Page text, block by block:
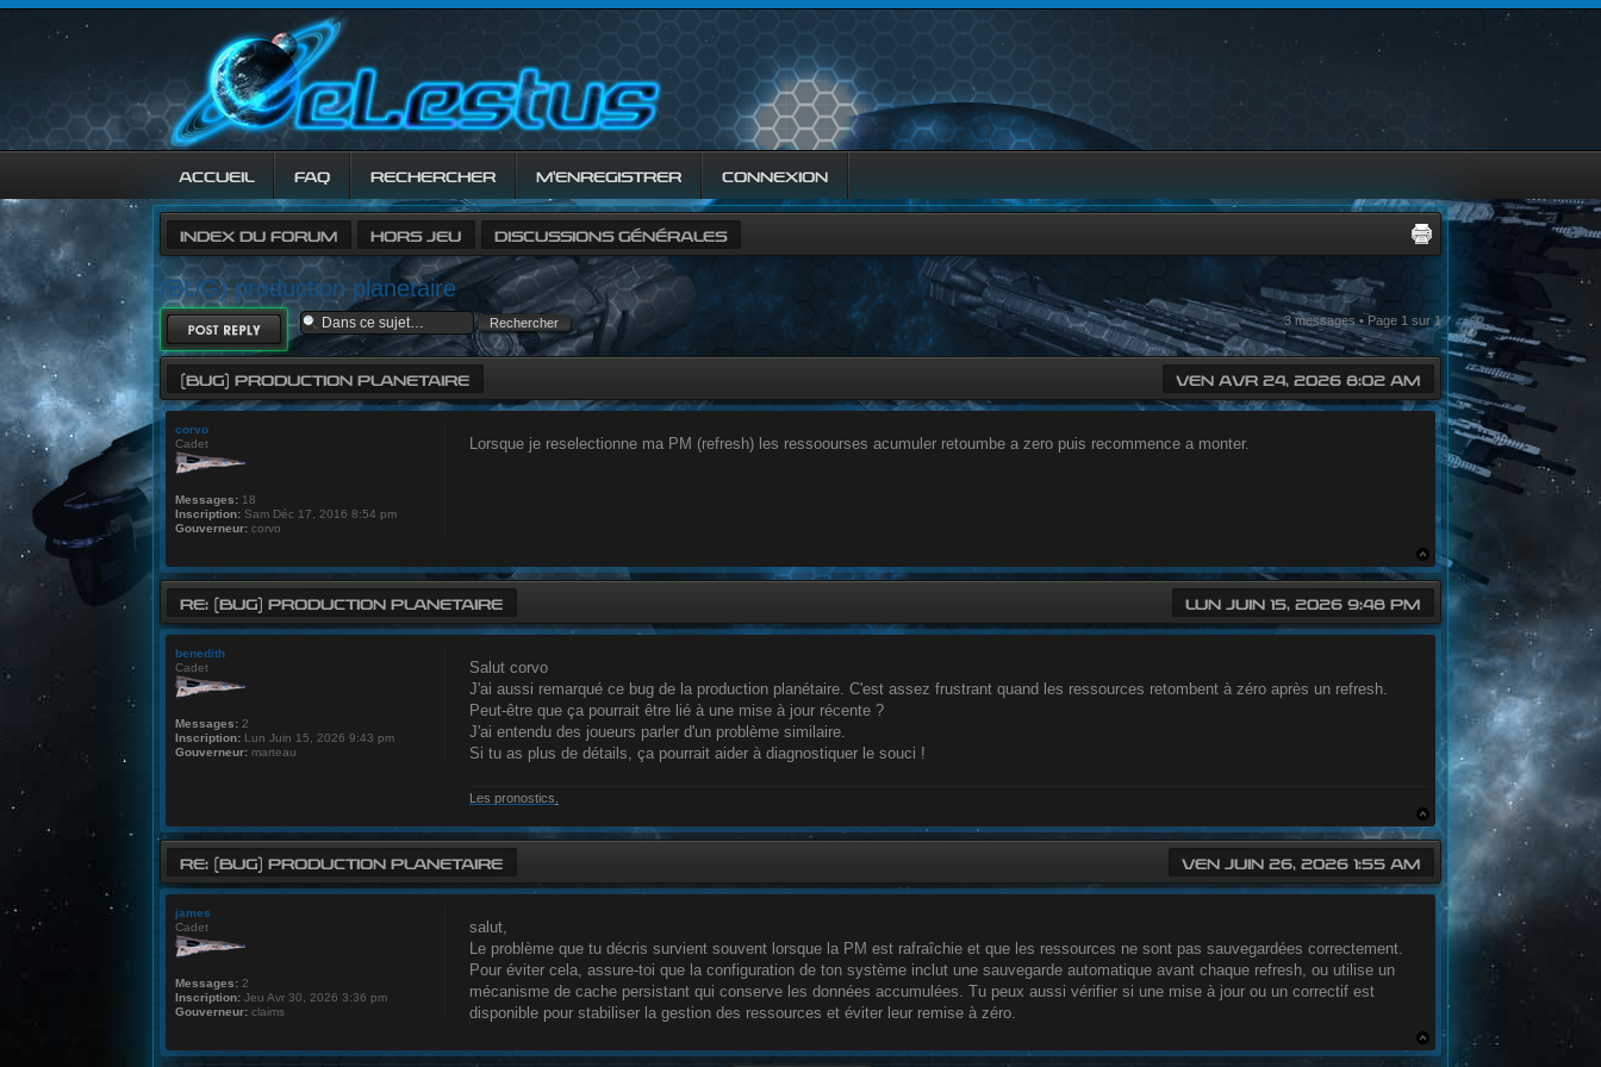
ACCUEIL FAQ RECHERCHER M’ENREGISTRER CONNEXION
INDEX DU FORUM HORS JEU DISCUSSIONS GÉNÉRALES
(BUG) production planetaire
RÉPONDRE 3 messages • Page 1 sur 1
(BUG) PRODUCTION PLANETAIRE VEN AVR 24, 2026 8:02 AM
Lorsque je reselectionne ma PM (refresh) les ressoourses acumuler retoumbe a zero puis recommence a monter.
corvo
Cadet
Messages: 18
Inscription: Sam Déc 17, 2016 8:54 pm
Gouverneur: corvo
RE: (BUG) PRODUCTION PLANETAIRE LUN JUIN 15, 2026 9:48 PM
Salut corvo
J'ai aussi remarqué ce bug de la production planétaire. C'est assez frustrant quand les ressources retombent à zéro après un refresh.
Peut-être que ça pourrait être lié à une mise à jour récente ?
J'ai entendu des joueurs parler d'un problème similaire.
Si tu as plus de détails, ça pourrait aider à diagnostiquer le souci !
Les pronostics
benedith
Cadet
Messages: 2
Inscription: Lun Juin 15, 2026 9:43 pm
Gouverneur: marteau
RE: (BUG) PRODUCTION PLANETAIRE VEN JUIN 26, 2026 1:55 AM
salut,
Le problème que tu décris survient souvent lorsque la PM est rafraîchie et que les ressources ne sont pas sauvegardées correctement.
Pour éviter cela, assure-toi que la configuration de ton système inclut une sauvegarde automatique avant chaque refresh, ou utilise un
mécanisme de cache persistant qui conserve les données accumulées. Tu peux aussi vérifier si une mise à jour ou un correctif est
disponible pour stabiliser la gestion des ressources et éviter leur remise à zéro.
james
Cadet
Messages: 2
Inscription: Jeu Avr 30, 2026 3:36 pm
Gouverneur: claims